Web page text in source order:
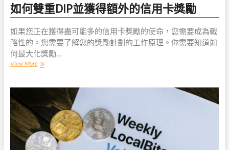
如何雙重DIP並獲得額外的信用卡獎勵
如果您正在獲得盡可能多的信用卡獎勵的使命，您需要成為戰
略性的。您需要了解您的獎勵計劃的工作原理。你需要知道如
何最大化獎勵…
View More如
並
獲
得
額
外